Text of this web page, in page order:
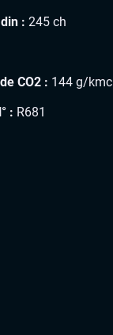
: 245 ch
CO2 : 144 g/kmc
: R681